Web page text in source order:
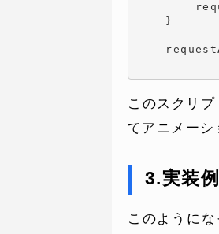
    }
このスクリ
てアニメーシ
3.実装例
このように